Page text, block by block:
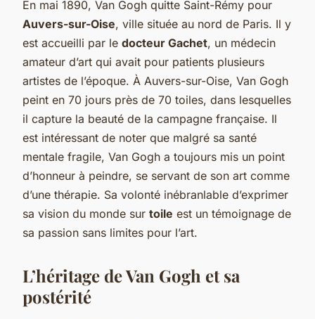
En mai 1890, Van Gogh quitte Saint-Rémy pour
Auvers-sur-Oise, ville située au nord de Paris. Il y
est accueilli par le docteur Gachet, un médecin
amateur d’art qui avait pour patients plusieurs
artistes de l’époque. À Auvers-sur-Oise, Van Gogh
peint en 70 jours près de 70 toiles, dans lesquelles
il capture la beauté de la campagne française. Il
est intéressant de noter que malgré sa santé
mentale fragile, Van Gogh a toujours mis un point
d’honneur à peindre, se servant de son art comme
d’une thérapie. Sa volonté inébranlable d’exprimer
sa vision du monde sur toile est un témoignage de
sa passion sans limites pour l’art.
L’héritage de Van Gogh et sa
postérité